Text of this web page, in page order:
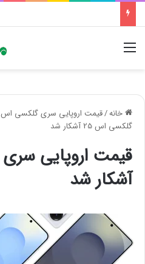
خانه/قیمت اروپایی سری گلکسی اس 25 آشکار شد
گلکسی اس 25 آشکار شد
آشکار شد